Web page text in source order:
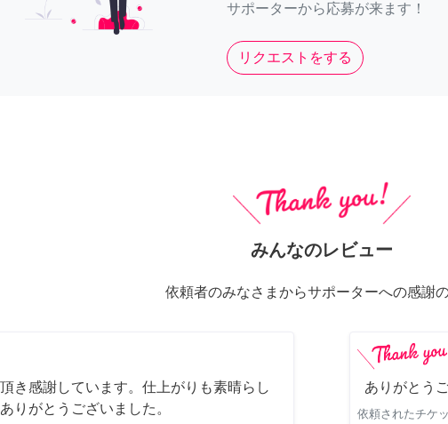
サポーターから応募が来ます！
リクエストをする
みんなのレビュー
依頼者のみなさまからサポーターへの感謝
き感謝しています。仕上がりも素晴らし
りがとうございました。
ありがとう
依頼されたチケ